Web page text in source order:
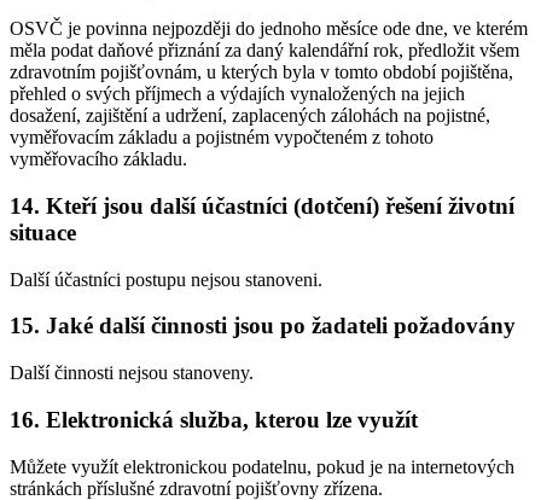
OSVČ je povinna nejpozději do jednoho měsíce ode dne, ve kterém
měla podat daňové přiznání za daný kalendářní rok, předložit všem
zdravotním pojišťovnám, u kterých byla v tomto období pojištěna,
přehled o svých příjmech a výdajích vynaložených na jejich
dosažení, zajištění a udržení, zaplacených zálohách na pojistné,
vyměřovacím základu a pojistném vypočteném z tohoto
vyměřovacího základu.
14. Kteří jsou další účastníci (dotčení) řešení životní
situace
Další účastníci postupu nejsou stanoveni.
15. Jaké další činnosti jsou po žadateli požadovány
Další činnosti nejsou stanoveny.
16. Elektronická služba, kterou lze využít
Můžete využít elektronickou podatelnu, pokud je na internetových
stránkách příslušné zdravotní pojišťovny zřízena.